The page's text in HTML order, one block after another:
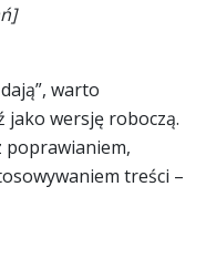
warto
wersję roboczą.
poprawianiem,
treści –